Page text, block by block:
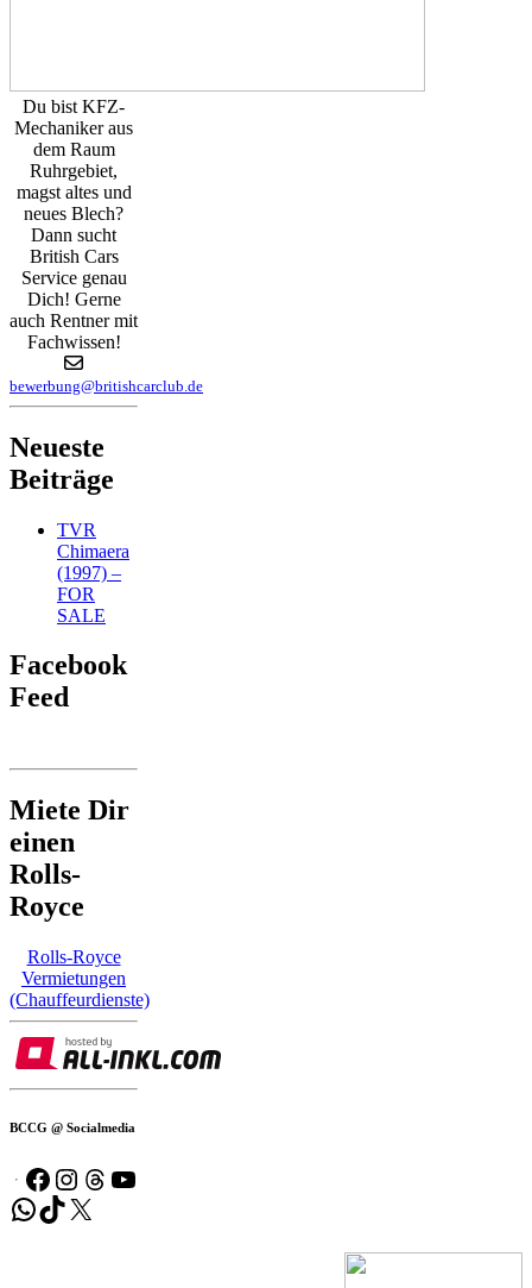
Du bist KFZ-
Mechaniker aus
dem Raum
Ruhrgebiet,
magst altes und
neues Blech?
Dann sucht
British Cars
Service genau
Dich! Gerne
auch Rentner mit
Fachwissen!
bewerbung@britishcarclub.de
Neueste
Beiträge
TVR
Chimaera
(1997) –
FOR
SALE
Facebook
Feed
Miete Dir
einen
Rolls-
Royce
Rolls-Royce
Vermietungen
(Chauffeurdienste)
BCCG @ Socialmedia
Facebook
Instagram
Threads
YouTube
WhatsApp
TikTok
X